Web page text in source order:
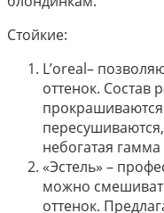
Стойкие:
L’oreal–
оттенок. Состав
небогатая
«Эстель» –
можно
оттенок.